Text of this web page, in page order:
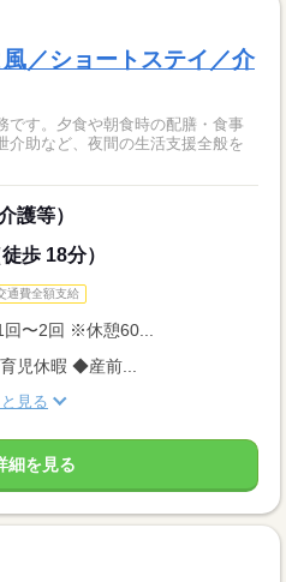
／ショートステイ／介
です。夕食や朝食時の配膳・食事
介助など、夜間の生活支援全般を
護等）
歩 18分）
通費全額支給
回〜2回 ※休憩60...
児休暇 ◆産前...
見る
細を見る